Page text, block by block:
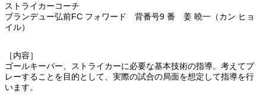
ストライカーコーチ
ブランデュー弘前FC フォワード 背番号9 番 姜 曉一（カン ヒョ
イル）
［内容］
ゴールキーパー、ストライカーに必要な基本技術の指導。考えてプ
レーすることを目的として、実際の試合の局面を想定して指導を行
います。